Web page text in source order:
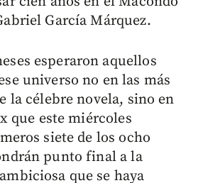
García Márquez.
esperaron aquellos
universo no en las más
la célebre novela, sino en
que este miércoles
siete de los ocho
punto final a la
que se haya